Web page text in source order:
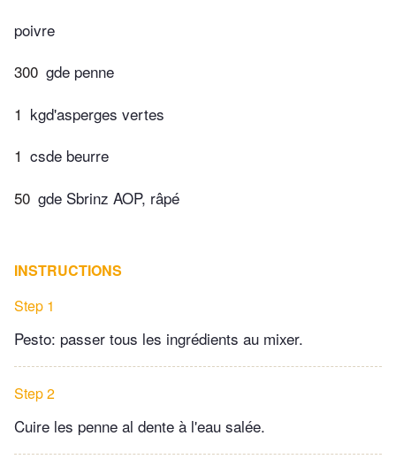
poivre
300 gde penne
1 kgd'asperges vertes
1 csde beurre
50 gde Sbrinz AOP, râpé
INSTRUCTIONS
Step 1
Pesto: passer tous les ingrédients au mixer.
Step 2
Cuire les penne al dente à l'eau salée.